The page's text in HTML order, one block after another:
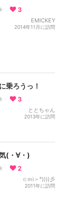
3
EMICKEY
2014年11月に訪問
乗ろうっ！
3
ととちゃん
2013年に訪問
(・∀・)
2
∈ｍi＞°))))彡
2011年に訪問